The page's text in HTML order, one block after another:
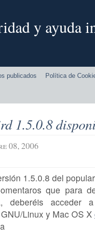
y ayuda
publicados Política de
1.5.0.8
08, 2006
1.5.0.8 del
que para
deberéis acceder
Linux y Mac OS X